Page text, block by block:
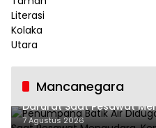
Mancanegara
Penumpang Batik Air
Darurat Saat Pesawat
di Dalam Kabin
7 Agustus 2026